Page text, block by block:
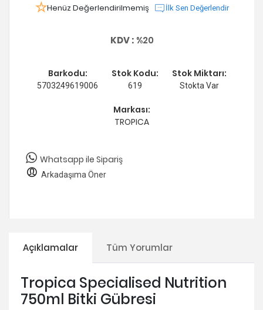
Henüz Değerlendirilmemiş İlk Sen Değerlendir
KDV : %20
Barkodu:
5703249619006
Stok Kodu:
619
Stok Miktarı:
Stokta Var
Markası:
TROPICA
Whatsapp ile Sipariş
Arkadaşıma Öner
Açıklamalar Tüm Yorumlar
Tropica Specialised Nutrition
750ml Bitki Gübresi